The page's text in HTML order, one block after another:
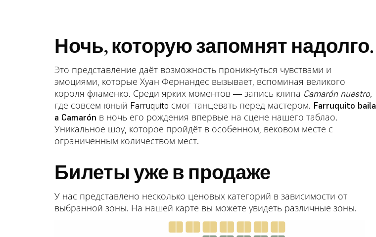
Ночь, которую запомнят надолго.
Это представление даёт возможность проникнуться чувствами и
эмоциями, которые Хуан Фернандес вызывает, вспоминая великого
короля фламенко. Среди ярких моментов — запись клипа Camarón nuestro,
где совсем юный Farruquito смог танцевать перед мастером. Farruquito baila
a Camarón в ночь его рождения впервые на сцене нашего таблао.
Уникальное шоу, которое пройдёт в особенном, вековом месте с
ограниченным количеством мест.
Билеты уже в продаже
У нас представлено несколько ценовых категорий в зависимости от
выбранной зоны. На нашей карте вы можете увидеть различные зоны.